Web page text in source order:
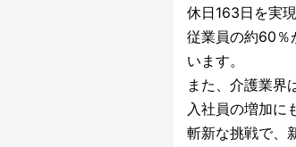
休日163日を実現
従業員の約60％
います。
また、介護業界
入社員の増加に
斬新な挑戦で、